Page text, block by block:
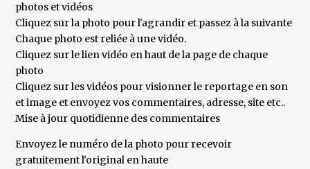
photos et vidéos
Cliquez sur la photo pour l'agrandir et passez à la suivante
Chaque photo est reliée à une vidéo.
Cliquez sur le lien vidéo en haut de la page de chaque
photo
Cliquez sur les vidéos pour visionner le reportage en son
et image et envoyez vos commentaires, adresse, site etc..
Mise à jour quotidienne des commentaires
Envoyez le numéro de la photo pour recevoir
gratuitement l'original en haute